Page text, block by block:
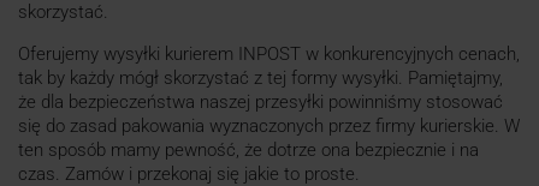
skorzystać.
Oferujemy wysyłki kurierem INPOST w konkurencyjnych cenach,
tak by każdy mógł skorzystać z tej formy wysyłki. Pamiętajmy,
że dla bezpieczeństwa naszej przesyłki powinniśmy stosować
się do zasad pakowania wyznaczonych przez firmy kurierskie. W
ten sposób mamy pewność, że dotrze ona bezpiecznie i na
czas. Zamów i przekonaj się jakie to proste.